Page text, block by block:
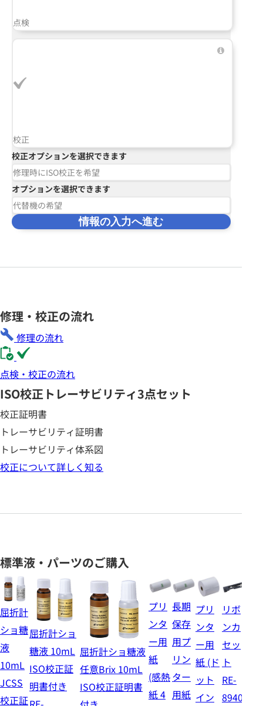
点検
校正
校正オプションを選択できます
修理時にISO校正を希望
オプションを選択できます
代替機の希望
情報の入力へ進む
修理・校正の流れ
修理の流れ
点検・校正の流れ
ISO校正 トレーサビリティ3点セット
校正証明書
トレーサビリティ証明書
トレーサビリティ体系図
校正について詳しく知る
標準液・パーツのご購入
屈折計
ショ糖
液
10mL
JCSS
校正証
屈折計ショ
糖液 10mL
ISO校正証
明書付き
屈折計ショ糖液
任意Brix 10mL
ISO校正証明書
プリ
ンタ
ー用
紙
(感熱
紙 4
長期
保存
用プ
リン
ター
用紙
プリ
ンタ
ー用
紙 (ド
ット
イン
リボ
ンカ
セッ
ト
RE-
89402